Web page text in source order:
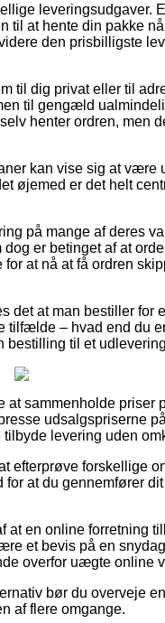
leveringsudgaver.
til at hente din pakke
den prisbilligste
til dig privat eller til
til gengæld
henter ordren, men
kan vise sig at
øjemed er det helt
på mange af deres
er betinget af at
at nå at få ordren
det at man bestiller for
tilfælde – hvad end du
bestilling til et
sammenholde priser
udsalgspriserne
levering uden
efterprøve forskellige
at du gennemfører
en online forretning
et bevis på en
overfor uægte online
bør du overveje
af flere omgange.